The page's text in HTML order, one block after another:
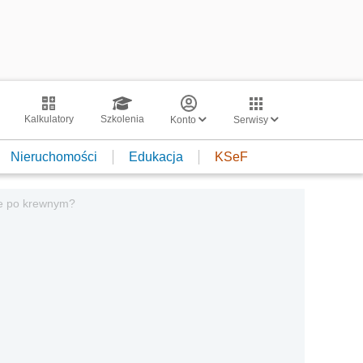
Kalkulatory Szkolenia Konto Serwisy
Nieruchomości Edukacja KSeF
po krewnym?